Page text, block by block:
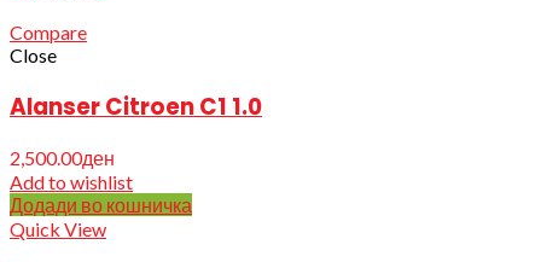
Compare
Close
Alanser Citroen C1 1.0
2,500.00ден
Add to wishlist
Додади во кошничка
Quick View